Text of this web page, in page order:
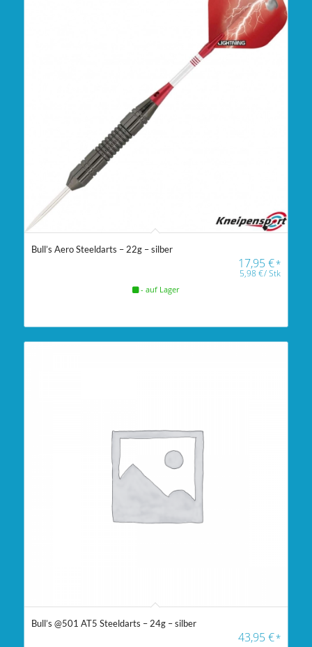
Bull’s Aero Steeldarts – 22g – silber
17,95€*
5,98€/Stk
- auf Lager
Bull’s @501 AT5 Steeldarts – 24g – silber
43,95€*